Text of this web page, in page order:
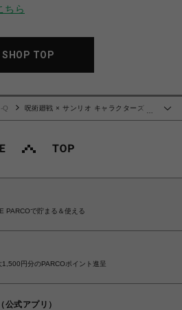
ちら
SHOP TOP
Q
呪術廻戦 × サンリオ キャラクターズ |
PARCOで貯まる＆使える
円分のPARCOポイント進呈
式アプリ）